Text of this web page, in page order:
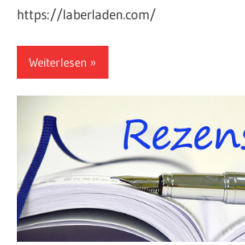
https://laberladen.com/
Weiterlesen